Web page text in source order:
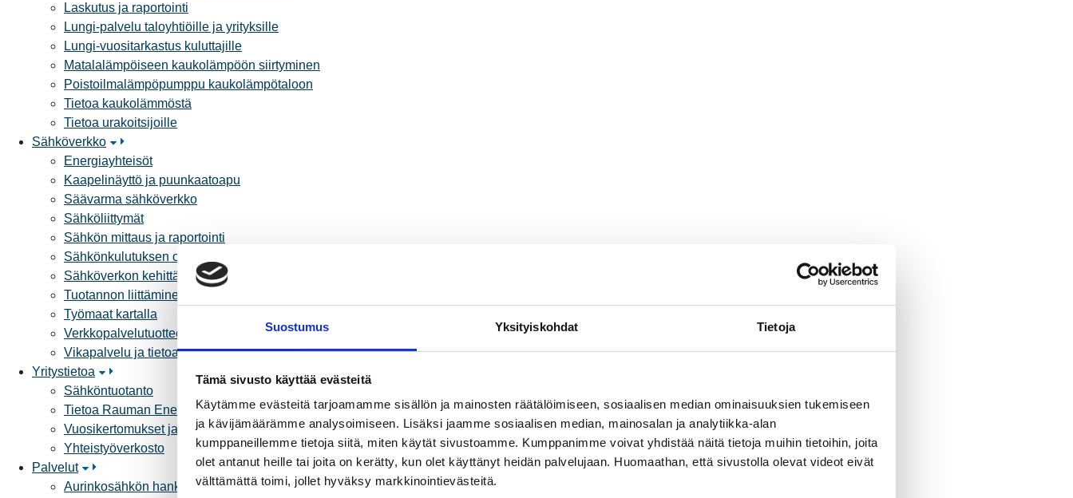
Suostumus Yksityiskohdat Tietoja
Tämä sivusto käyttää evästeitä
Käytämme evästeitä tarjoamamme sisällön ja mainosten räätälöimiseen, sosiaalisen median ominaisuuksien tukemiseen
ja kävijämäärämme analysoimiseen. Lisäksi jaamme sosiaalisen median, mainosalan ja analytiikka-alan
kumppaneillemme tietoja siitä, miten käytät sivustoamme. Kumppanimme voivat yhdistää näitä tietoja muihin tietoihin, joita
olet antanut heille tai joita on kerätty, kun olet käyttänyt heidän palvelujaan. Huomaathan, että sivustolla olevat videot eivät
välttämättä toimi, jollet hyväksy markkinointievästeitä.
Laskutus ja raportointi
Lungi-palvelu taloyhtiöille ja yrityksille
Lungi-vuositarkastus kuluttajille
Matalalämpöiseen kaukolämpöön siirtyminen
Poistoilmalämpöpumppu kaukolämpötaloon
Tietoa kaukolämmöstä
Tietoa urakoitsijoille
Sähköverkko
Energiayhteisöt
Kaapelinäyttö ja puunkaatoapu
Säävarma sähköverkko
Sähköliittymät
Sähkön mittaus ja raportointi
Sähkönkulutuksen ohjaus kiinteistössä
Sähköverkon kehittämissuunnitelma
Tuotannon liittäminen verkkoon
Työmaat kartalla
Verkkopalvelutuotteet ja hinnastot
Vikapalvelu ja tietoa jakeluhäiriöistä
Yritystietoa
Sähköntuotanto
Tietoa Rauman Energiasta
Vuosikertomukset ja asiakaslehti
Yhteistyöverkosto
Palvelut
Aurinkosähkön hankinta